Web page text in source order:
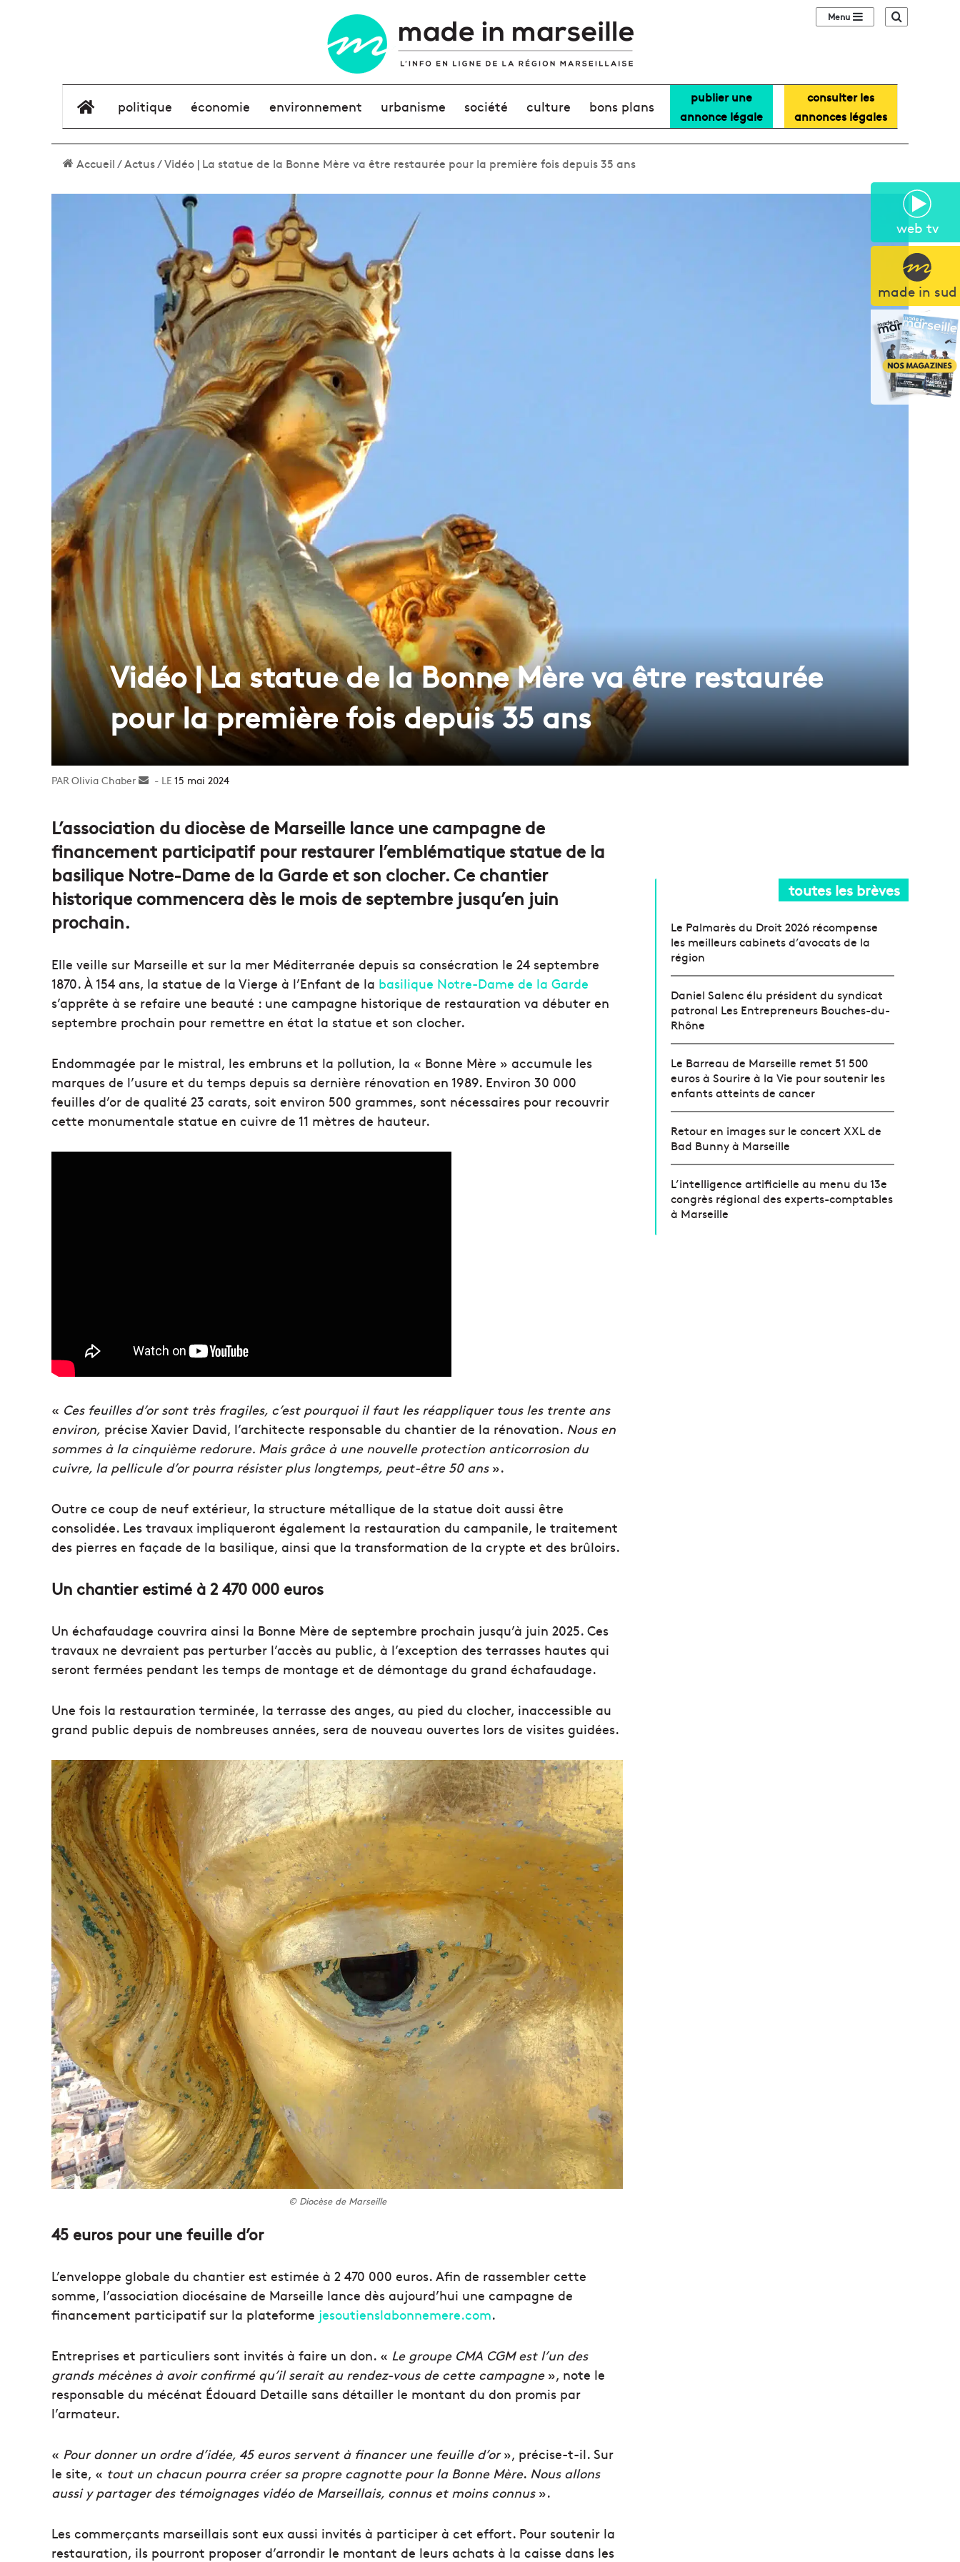
web tv
made in sud
Sidebar (barre
élément de menu
politique économie environnement urbanisme société culture bons plans
publier une
annonce légale
consulter les
annonces légales
Accueil/Actus/Vidéo | La statue de la Bonne Mère va être restaurée pour la première fois depuis 35 ans
Vidéo | La statue de la Bonne Mère va être restaurée
pour la première fois depuis 35 ans
Olivia Chaber
Envoyer15 mai 2024
L’association du diocèse de Marseille lance une campagne de
financement participatif pour restaurer l’emblématique statue de la
basilique Notre-Dame de la Garde et son clocher. Ce chantier
historique commencera dès le mois de septembre jusqu’en juin
prochain.
Elle veille sur Marseille et sur la mer Méditerranée depuis sa consécration le 24 septembre
1870. À 154 ans, la statue de la Vierge à l’Enfant de la basilique Notre-Dame de la Garde
s’apprête à se refaire une beauté : une campagne historique de restauration va débuter en
septembre prochain pour remettre en état la statue et son clocher.
Endommagée par le mistral, les embruns et la pollution, la « Bonne Mère » accumule les
marques de l’usure et du temps depuis sa dernière rénovation en 1989. Environ 30 000
feuilles d’or de qualité 23 carats, soit environ 500 grammes, sont nécessaires pour recouvrir
cette monumentale statue en cuivre de 11 mètres de hauteur.
« Ces feuilles d’or sont très fragiles, c’est pourquoi il faut les réappliquer tous les trente ans
environ, précise Xavier David, l’architecte responsable du chantier de la rénovation. Nous en
sommes à la cinquième redorure. Mais grâce à une nouvelle protection anticorrosion du
cuivre, la pellicule d’or pourra résister plus longtemps, peut-être 50 ans».
Outre ce coup de neuf extérieur, la structure métallique de la statue doit aussi être
consolidée. Les travaux impliqueront également la restauration du campanile, le traitement
des pierres en façade de la basilique, ainsi que la transformation de la crypte et des brûloirs.
Un chantier estimé à 2 470 000 euros
Un échafaudage couvrira ainsi la Bonne Mère de septembre prochain jusqu’à juin 2025. Ces
travaux ne devraient pas perturber l’accès au public, à l’exception des terrasses hautes qui
seront fermées pendant les temps de montage et de démontage du grand échafaudage.
Une fois la restauration terminée, la terrasse des anges, au pied du clocher, inaccessible au
grand public depuis de nombreuses années, sera de nouveau ouvertes lors de visites guidées.
© Diocèse de Marseille
45 euros pour une feuille d’or
L’enveloppe globale du chantier est estimée à 2 470 000 euros. Afin de rassembler cette
somme, l’association diocésaine de Marseille lance dès aujourd’hui une campagne de
financement participatif sur la plateforme jesoutienslabonnemere.com.
Entreprises et particuliers sont invités à faire un don. « Le groupe CMA CGM est l’un des
grands mécènes à avoir confirmé qu’il serait au rendez-vous de cette campagne», note le
responsable du mécénat Édouard Detaille sans détailler le montant du don promis par
l’armateur.
« Pour donner un ordre d’idée, 45 euros servent à financer une feuille d’or», précise-t-il. Sur
le site, « tout un chacun pourra créer sa propre cagnotte pour la Bonne Mère. Nous allons
aussi y partager des témoignages vidéo de Marseillais, connus et moins connus».
Les commerçants marseillais sont eux aussi invités à participer à cet effort. Pour soutenir la
restauration, ils pourront proposer d’arrondir le montant de leurs achats à la caisse dans les
toutes les brèves
Le Palmarès du Droit 2026 récompense
les meilleurs cabinets d’avocats de la
région
Daniel Salenc élu président du syndicat
patronal Les Entrepreneurs Bouches-du-
Rhône
Le Barreau de Marseille remet 51 500
euros à Sourire à la Vie pour soutenir les
enfants atteints de cancer
Retour en images sur le concert XXL de
Bad Bunny à Marseille
L’intelligence artificielle au menu du 13e
congrès régional des experts-comptables
à Marseille